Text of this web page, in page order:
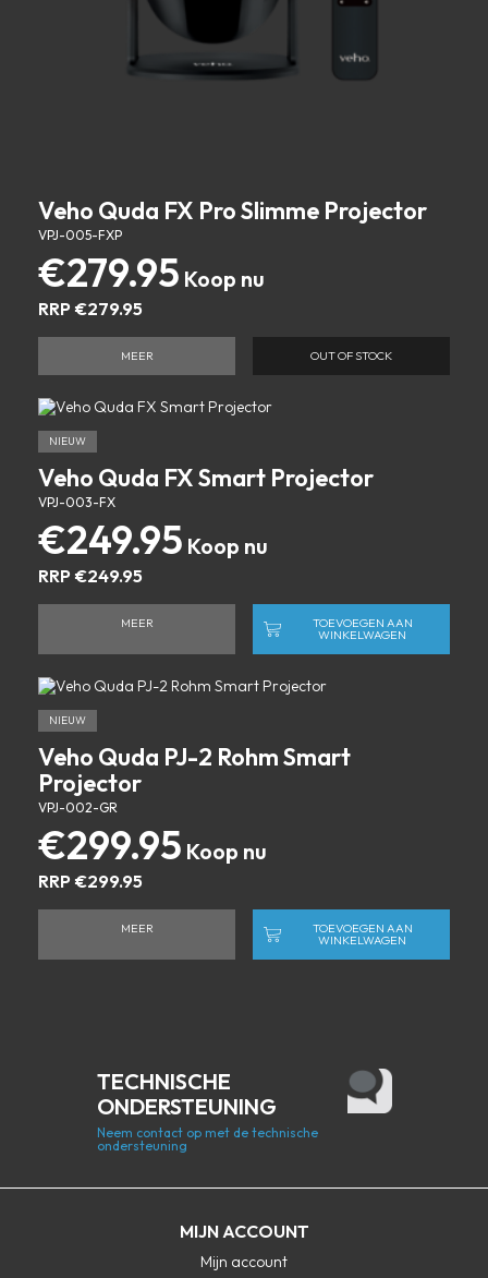
Veho Quda FX Pro Slimme Projector
VPJ-005-FXP
€279.95
RRP €279.95
MEER OUT OF STOCK
NIEUW
Veho Quda FX Smart Projector
VPJ-003-FX
€249.95
RRP €249.95
MEER TOEVOEGEN AAN
WINKELWAGEN
NIEUW
Veho Quda PJ-2 Rohm Smart
Projector
VPJ-002-GR
€299.95
RRP €299.95
MEER TOEVOEGEN AAN
WINKELWAGEN
MIJN ACCOUNT
Mijn account
TECHNISCHE
ONDERSTEUNING
Neem contact op met de technische
ondersteuning